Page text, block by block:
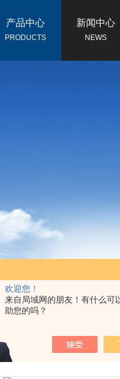
欢迎您！
来自局域网的朋友！有什么可
助您的吗？
产品中心
PRODUCTS
新闻中心
NEWS